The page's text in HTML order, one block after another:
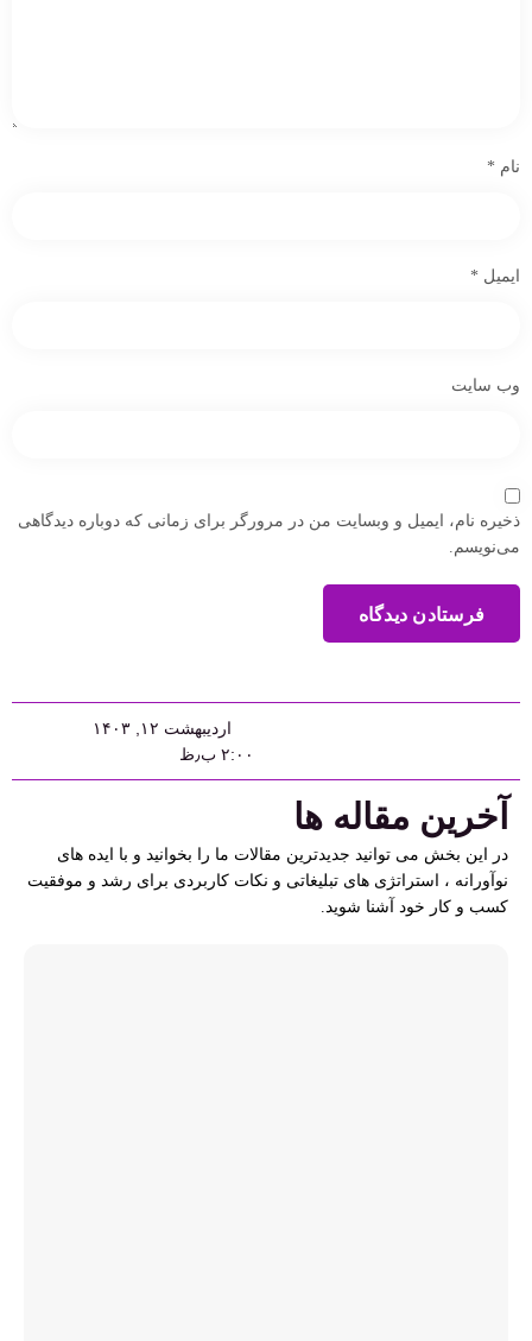
نام *
ایمیل *
وب‌ سایت
ذخیره نام، ایمیل و وبسایت من در مرورگر برای زمانی که دوباره دیدگاهی
می‌نویسم.
فرستادن دیدگاه
اردیبهشت ۱۲, ۱۴۰۳
۲:۰۰ ب٫ظ
آخرین مقاله ها
در این بخش می توانید جدیدترین مقالات ما را بخوانید و با ایده های
نوآورانه ، استراتژی های تبلیغاتی و نکات کاربردی برای رشد و موفقیت
کسب و کار خود آشنا شوید.